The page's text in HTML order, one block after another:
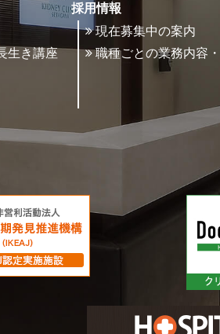
生き講座
採用情報
現在募集中の案内
職種ごとの業務内容